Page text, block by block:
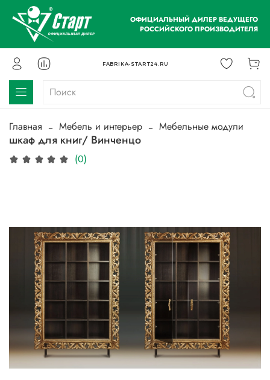
ОФИЦИАЛЬНЫЙ ДИЛЕР ВЕДУЩЕГО
РОССИЙСКОГО ПРОИЗВОДИТЕЛЯ
FABRIKA-START24.RU
Главная Мебель и интерьер Мебельные модули
шкаф для книг/ Винченцо
(0)